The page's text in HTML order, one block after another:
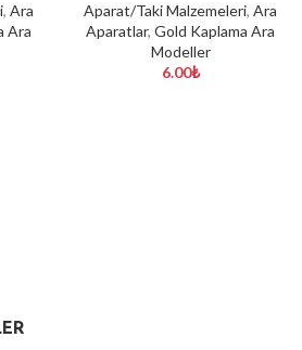
, Ara
Ara
Aparat/Taki Malzemeleri, Ara
Aparatlar, Gold Kaplama Ara
Modeller
6.00₺